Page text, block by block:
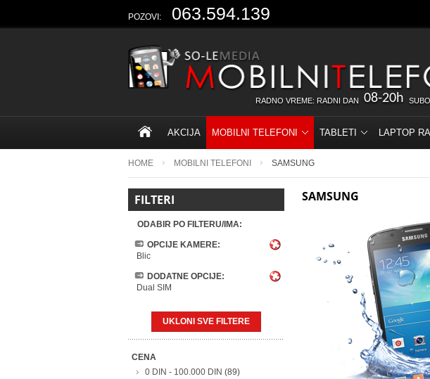
POZOVI: 063.594.139
RADNO VREME: RADNI DAN 08-20h
AKCIJA MOBILNI TELEFONI TABLETI LAPTOP
HOME MOBILNI TELEFONI SAMSUNG
FILTERI
ODABIR PO FILTERU/IMA:
OPCIJE KAMERE:
Blic
DODATNE OPCIJE:
Dual SIM
UKLONI SVE FILTERE
CENA
0 DIN - 100.000 DIN (89)
SAMSUNG